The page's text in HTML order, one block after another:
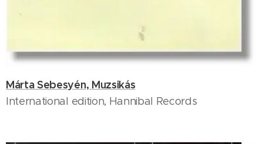
Márta Sebesyén, Muzsikás
International edition, Hannibal Records